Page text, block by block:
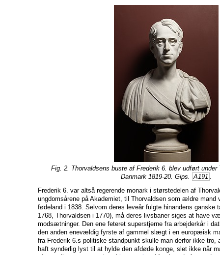
Fig. 2. Thorvaldsens buste af Frederik 6. blev udført under
Danmark 1819-20. Gips. A191 .
Frederik 6. var altså regerende monark i størstedelen af
ungdomsårene på Akademiet, til Thorvaldsen som ældre mand
fødeland i 1838. Selvom deres leveår fulgte hinandens
1768, Thorvaldsen i 1770), må deres livsbaner siges at have
modsætninger. Den ene feteret superstjerne fra arbejderkår i
den anden enevældig fyrste af gammel slægt i en europæisk
fra Frederik 6.s politiske standpunkt skulle man derfor ikke tro,
haft synderlig lyst til at hylde den afdøde konge, slet ikke når